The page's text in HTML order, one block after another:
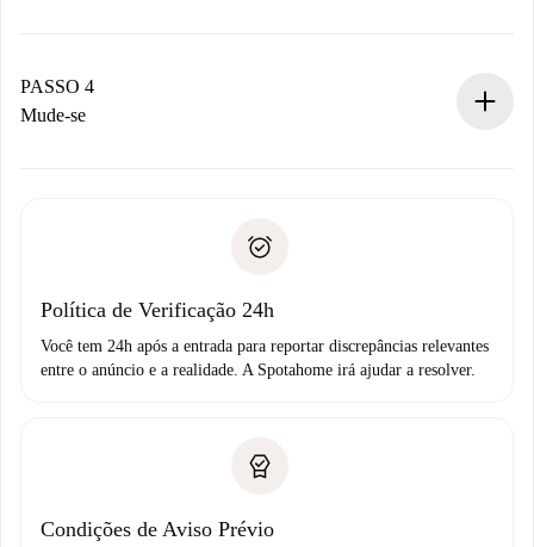
proprietário.
Se recusada: não cobraremos nada e ofereceremos
Débito direto bancário
PASSO 4
Mude-se
não comunicar nenhum problema.
Política de Verificação 24h
Você tem 24h após a entrada para reportar discrepâncias relevantes
entre o anúncio e a realidade. A Spotahome irá ajudar a resolver.
Condições de Aviso Prévio